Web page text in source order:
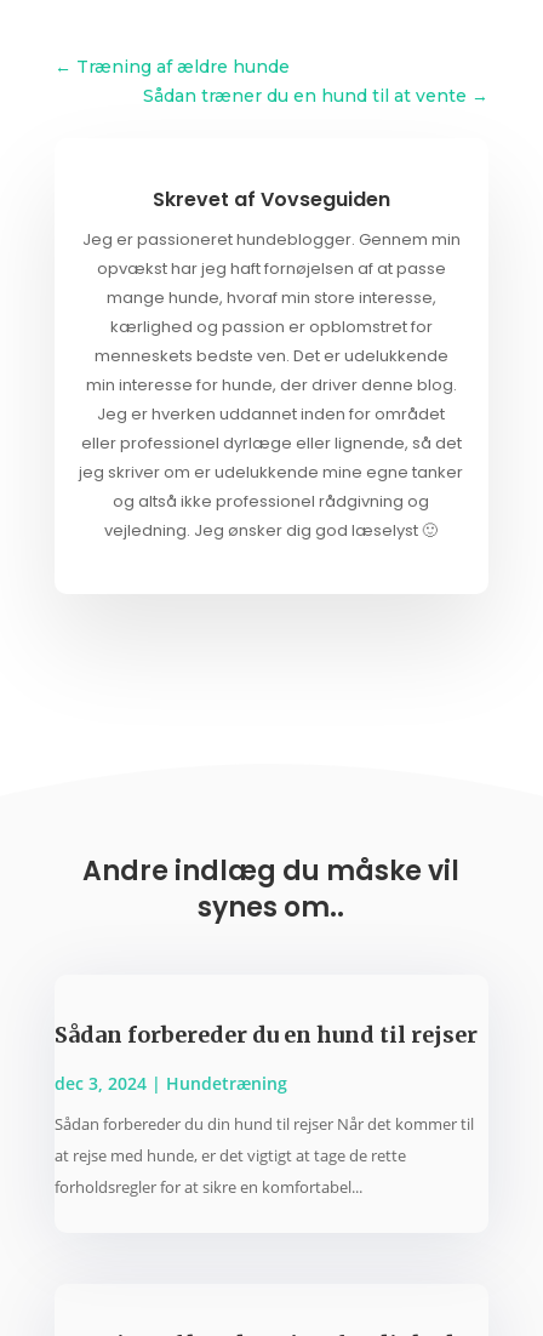
← Træning af ældre hunde
Sådan træner du en hund til at vente →
Skrevet af Vovseguiden
Jeg er passioneret hundeblogger. Gennem min
opvækst har jeg haft fornøjelsen af at passe
mange hunde, hvoraf min store interesse,
kærlighed og passion er opblomstret for
menneskets bedste ven. Det er udelukkende
min interesse for hunde, der driver denne blog.
Jeg er hverken uddannet inden for området
eller professionel dyrlæge eller lignende, så det
jeg skriver om er udelukkende mine egne tanker
og altså ikke professionel rådgivning og
vejledning. Jeg ønsker dig god læselyst 🙂
Andre indlæg du måske vil
synes om..
Sådan forbereder du en hund til rejser
dec 3, 2024| Hundetræning
Sådan forbereder du din hund til rejser Når det kommer til
at rejse med hunde, er det vigtigt at tage de rette
forholdsregler for at sikre en komfortabel...